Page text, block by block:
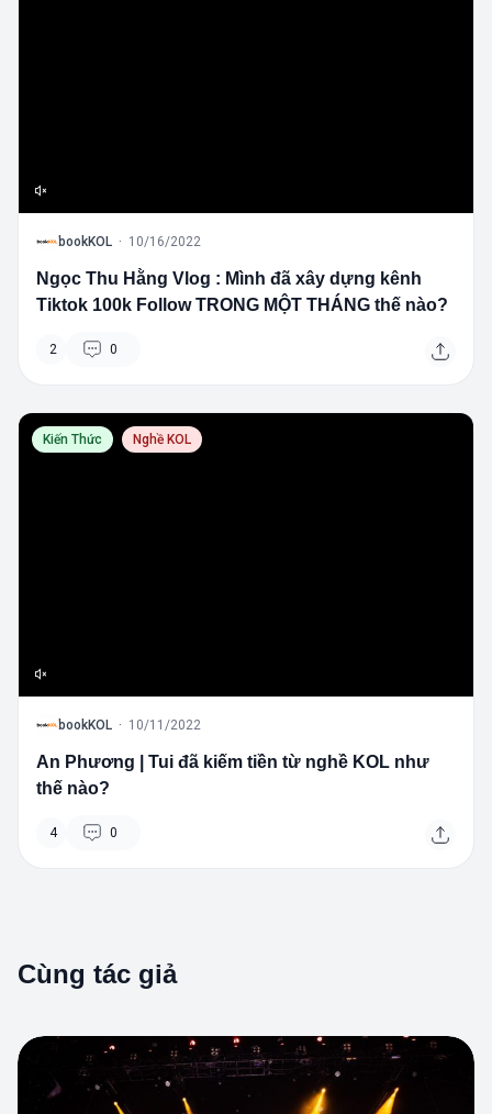
B bookKOL · 10/16/2022
Ngọc Thu Hằng Vlog : Mình đã xây dựng kênh
Tiktok 100k Follow TRONG MỘT THÁNG thế nào?
2 0
Kiến Thức Nghề KOL
B bookKOL · 10/11/2022
An Phương | Tui đã kiếm tiền từ nghề KOL như
thế nào?
4 0
Cùng tác giả